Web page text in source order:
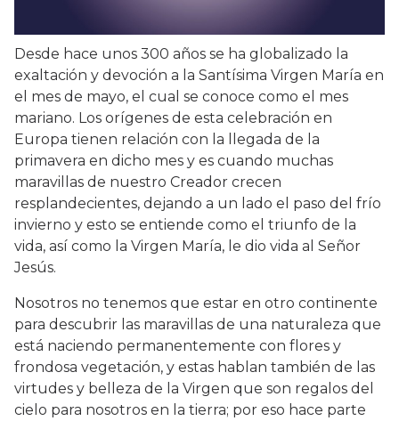
Desde hace unos 300 años se ha globalizado la
exaltación y devoción a la Santísima Virgen María en
el mes de mayo, el cual se conoce como el mes
mariano. Los orígenes de esta celebración en
Europa tienen relación con la llegada de la
primavera en dicho mes y es cuando muchas
maravillas de nuestro Creador crecen
resplandecientes, dejando a un lado el paso del frío
invierno y esto se entiende como el triunfo de la
vida, así como la Virgen María, le dio vida al Señor
Jesús.
Nosotros no tenemos que estar en otro continente
para descubrir las maravillas de una naturaleza que
está naciendo permanentemente con flores y
frondosa vegetación, y estas hablan también de las
virtudes y belleza de la Virgen que son regalos del
cielo para nosotros en la tierra; por eso hace parte